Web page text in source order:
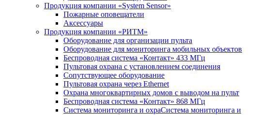
Продукция компании «System Sensor»
Пожарные оповещатели
Аксессуары
Продукция компании «РИТМ»
Оборудование для организации пульта
Оборудование для мониторинга мобильных объектов
Беспроводная система «Контакт» 433 МГц
Пультовая охрана с установлением соединения
Сопутствующее оборудование
Пультовая охрана через Ethernet
Охрана многоквартирных домов с выводом на пульт
Беспроводная система «Контакт» 868 МГц
Система мониторинга и охраСистема мониторинга и